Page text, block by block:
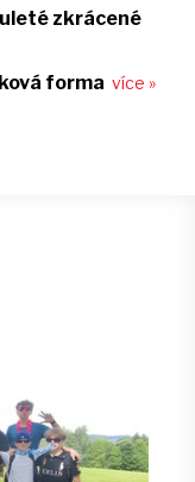
zkrácené
forma